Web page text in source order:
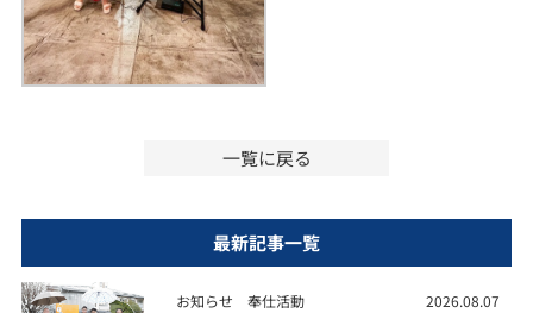
一覧に戻る
最新記事一覧
お知らせ 奉仕活動 2026.08.07